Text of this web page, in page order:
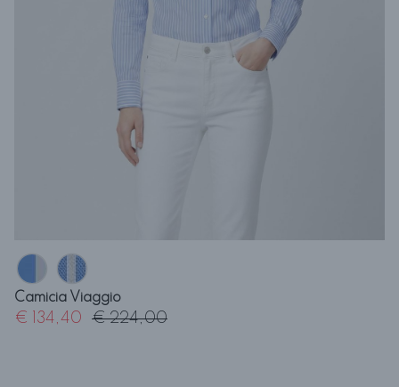
Camicia Viaggio
€ 134,40 € 224,00